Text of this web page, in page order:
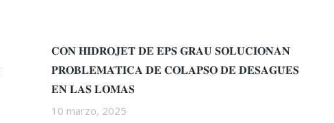
𝐂𝐎𝐍 𝐇𝐈𝐃𝐑𝐎𝐉𝐄𝐓 𝐃𝐄 𝐄𝐏𝐒 𝐆𝐑𝐀𝐔 𝐒𝐎𝐋𝐔𝐂𝐈𝐎𝐍𝐀𝐍
𝐏𝐑𝐎𝐁𝐋𝐄𝐌𝐀́𝐓𝐈𝐂𝐀 𝐃𝐄 𝐂𝐎𝐋𝐀𝐏𝐒𝐎 𝐃𝐄 𝐃𝐄𝐒𝐀𝐆𝐔̈𝐄𝐒
𝐄𝐍 𝐋𝐀𝐒 𝐋𝐎𝐌𝐀𝐒
10 marzo, 2025